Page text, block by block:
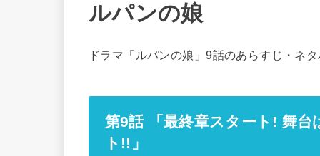
ルパンの娘
ドラマ「ルパンの娘」9話のあらすじ・ネ
第9話 「最終章スタート! 舞台
ト!!」